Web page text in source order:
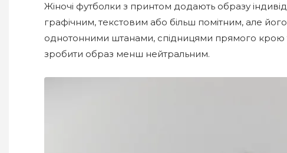
Жіночі футболки з принтом додають образу
графічним, текстовим або більш помітним, але
однотонними штанами, спідницями прямого
зробити образ менш нейтральним.